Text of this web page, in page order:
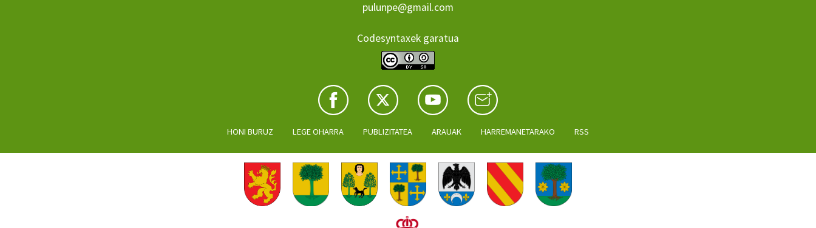
pulunpe@gmail.com
Codesyntaxek garatua
HONI BURUZ LEGE OHARRA PUBLIZITATEA ARAUAK HARREMANETARAKO RSS